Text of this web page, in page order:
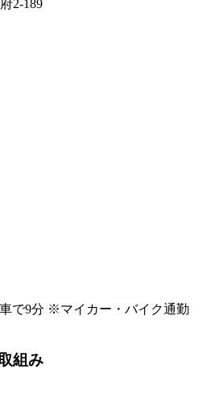
2‐189
で9分 ※マイカー・バイク通勤
組み